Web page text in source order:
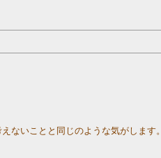
ないことと同じのような気がします。